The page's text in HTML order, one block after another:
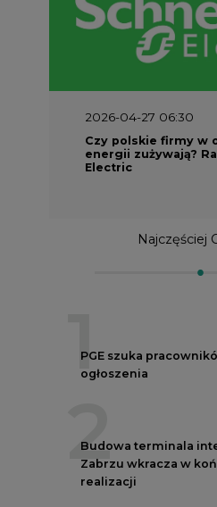
2026-04-27 06:30
Czy polskie firmy w
energii zużywają?
Electric
Najczęściej
1
PGE szuka
ogłoszenia
2
Budowa terminala
Zabrzu wkracza w
realizacji